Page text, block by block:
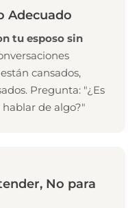
Adecuado
tu esposo sin
cansados,
Pregunta: "¿Es
de algo?"
No para